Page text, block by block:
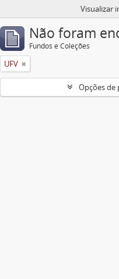
Visualizar
Não foram
Fundos e Coleções
UFV
Opções de